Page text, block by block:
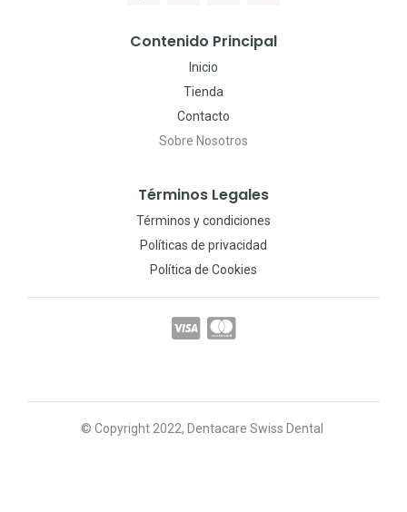
Contenido Principal
Inicio
Tienda
Contacto
Sobre Nosotros
Términos Legales
Términos y condiciones
Políticas de privacidad
Política de Cookies
© Copyright 2022, Dentacare Swiss Dental